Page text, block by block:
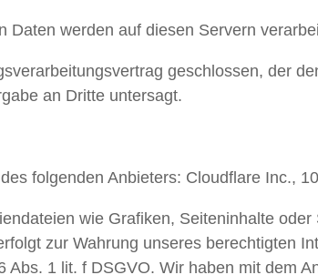
Daten werden auf diesen Servern
geschlossen, der
an Dritte untersagt.
folgenden Anbieters: Cloudflare Inc.,
wie Grafiken, Seiteninhalte
zur Wahrung unseres berechtigten
Abs. 1 lit. f DSGVO. Wir haben mit dem